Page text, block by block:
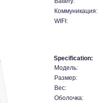
Коммуникация:
WIFI:
Specification:
Модель:
Размер:
Вес:
Оболочка: